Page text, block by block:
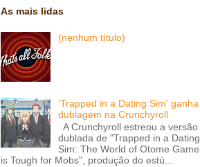
As mais lidas
(nenhum título)
'Trapped in a Dating Sim' ganha
dublagem na Crunchyroll
A Crunchyroll estreou a versão
dublada de "Trapped in a Dating
Sim: The World of Otome Game
is Tough for Mobs", produção do estú...